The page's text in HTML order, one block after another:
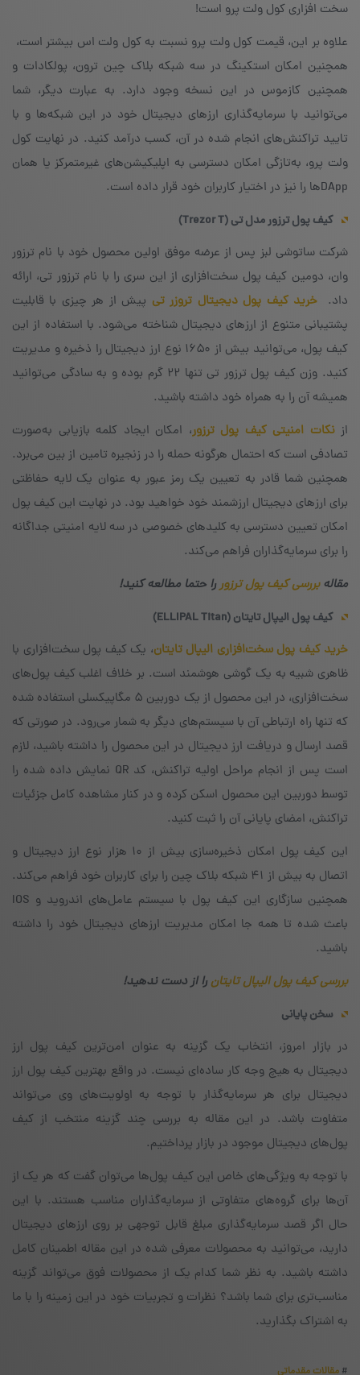
سخت افزاری کول ولت پرو است!
علاوه بر این، قیمت کول ولت پرو نسبت به کول ولت اس بیشتر است،
همچنین امکان استکینگ در سه شبکه بلاک چین ترون، پولکادات و
همچنین کازموس در این نسخه وجود دارد. به عبارت دیگر، شما
می‌توانید با سرمایه‌گذاری ارزهای دیجیتال خود در این شبکه‌ها و با
تایید تراکنش‌های انجام شده در آن، کسب درآمد کنید. در نهایت کول
ولت پرو، به‌تازگی امکان دسترسی به اپلیکیشن‌های غیرمتمرکز یا همان
DAppها را نیز در اختیار کاربران خود قرار داده است.
کیف پول ترزور مدل تی(
Trezor T
)
شرکت ساتوشی لبز پس از عرضه موفق اولین محصول خود با نام ترزور
وان، دومین کیف پول سخت‌افزاری از این سری را با نام ترزور تی، ارائه
داد. خرید کیف پول دیجیتال تروزر تی پیش از هر چیزی با قابلیت
پشتیبانی متنوع از ارزهای دیجیتال شناخته می‌شود. با استفاده از این
کیف پول، می‌توانید بیش از ۱۶۵۰ نوع ارز دیجیتال را ذخیره و مدیریت
کنید. وزن کیف پول ترزور تی تنها ۲۲ گرم بوده و به سادگی می‌توانید
همیشه آن را به همراه خود داشته باشید.
ازنکات امنیتی کیف پول ترزور، امکان ایجاد کلمه بازیابی به‌صورت
تصادفی است که احتمال هرگونه حمله را در زنجیره تامین از بین می‌برد.
همچنین شما قادر به تعیین یک رمز عبور به عنوان یک لایه حفاظتی
برای ارزهای دیجیتال ارزشمند خود خواهید بود. در نهایت این کیف پول
امکان تعیین دسترسی به کلیدهای خصوصی در سه لایه امنیتی جداگانه
را برای سرمایه‌گذاران فراهم می‌کند.
مقالهبررسی کیف پول ترزوررا حتما مطالعه کنید!
کیف پول الیپال تایتان (ELLIPAL Titan
)
خرید کیف پول سخت‌افزاری الیپال تایتان، یک کیف پول سخت‌افزاری با
ظاهری شبیه به یک گوشی هوشمند است. بر خلاف اغلب کیف‌ پول‌های
سخت‌افزاری، در این محصول از یک دوربین ۵ مگاپیکسلی استفاده شده
که تنها راه ارتباطی آن با سیستم‌های دیگر به شمار می‌رود. در صورتی که
قصد ارسال و دریافت ارز دیجیتال در این محصول را داشته باشید، لازم
است پس از انجام مراحل اولیه تراکنش، کد QR نمایش داده شده را
توسط دوربین این محصول اسکن کرده و در کنار مشاهده کامل جزئیات
تراکنش، امضای پایانی آن را ثبت کنید.
این کیف پول امکان ذخیره‌سازی بیش از ۱۰ هزار نوع ارز دیجیتال و
اتصال به بیش از ۴۱ شبکه بلاک چین را برای کاربران خود فراهم می‌کند.
همچنین سازگاری این کیف پول با سیستم‌ عامل‌های اندروید و IOS
باعث شده تا همه جا امکان مدیریت ارزهای دیجیتال خود را داشته
باشید.
بررسی کیف پول الیپال تایتان را از دست ندهید!
سخن پایانی
در بازار امروز، انتخاب یک گزینه به عنوان امن‌ترین کیف پول ارز
دیجیتال به هیچ وجه کار ساده‌ای نیست. در واقع بهترین کیف پول ارز
دیجیتال برای هر سرمایه‌گذار با توجه به اولویت‌های وی می‌تواند
متفاوت باشد. در این مقاله به بررسی چند گزینه منتخب از کیف
پول‌های دیجیتال موجود در بازار پرداختیم.
با توجه به ویژگی‌های خاص این کیف پول‌ها می‌توان گفت که هر یک از
آن‌ها برای گروه‌های متفاوتی از سرمایه‌گذاران مناسب هستند. با این
حال اگر قصد سرمایه‌گذاری مبلغ قابل توجهی بر روی ارزهای دیجیتال
دارید، می‌توانید به محصولات معرفی شده در این مقاله اطمینان کامل
داشته باشید. به نظر شما کدام یک از محصولات فوق می‌تواند گزینه
مناسب‌تری برای شما باشد؟ نظرات و تجربیات خود در این زمینه را با ما
به اشتراک بگذارید.
# مقالات مقدماتی